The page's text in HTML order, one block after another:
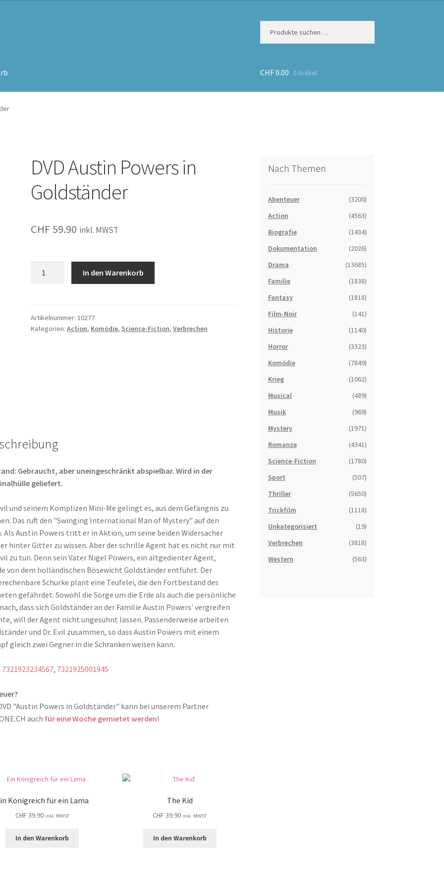
nach:
CHF0.00 0 Artikel
DVD Austin Powers in
Goldständer
CHF 59.90 inkl. MWST
Menge
In den Warenkorb
Artikelnummer:10277
Kategorien:Action, Komödie, Science-Fiction,Verbrechen
Gebraucht, aber uneingeschränkt abspielbar. Wird in der
geliefert.
und seinem Komplizen Mini-Me gelingt es, aus dem Gefängnis zu
Das ruft den "Swinging International Man of Mystery" auf den
Als Austin Powers tritt er in Aktion, um seine beiden Widersacher
hinter Gitter zu wissen. Aber der schrille Agent hat es nicht nur mit
zu tun. Denn sein Vater Nigel Powers, ein altgedienter Agent,
von dem holländischen Bösewicht Goldständer entführt. Der
Schurke plant eine Teufelei, die den Fortbestand des
gefährdet. Sowohl die Sorge um die Erde als auch die persönliche
dass sich Goldständer an der Familie Austin Powers' vergreifen
will der Agent nicht ungesühnt lassen. Passenderweise arbeiten
und Dr. Evil zusammen, so dass Austin Powers mit einem
gleich zwei Gegner in die Schranken weisen kann.
7321923234567, 7321925001945
"Austin Powers in Goldständer" kann bei unserem Partner
auch für eine Woche gemietet werden!
Königreich für ein Lama
CHF 39.90 inkl. MWST
In den Warenkorb
The Kid
CHF 39.90 inkl. MWST
In den Warenkorb
Nach Themen
Abenteuer
(3200)
Action
(4563)
Biografie
(1434)
Dokumentation
(2026)
Drama
(13685)
Familie
(1838)
Fantasy
(1818)
Film-Noir
(141)
Historie
(1140)
Horror
(3323)
Komödie
(7849)
Krieg
(1062)
Musical
(489)
Musik
(969)
Mystery
(1971)
Romanze
(4341)
Science-Fiction
(1780)
Sport
(507)
Thriller
(5650)
Trickfilm
(1118)
Unkategorisiert
(19)
Verbrechen
(3818)
Western
(563)